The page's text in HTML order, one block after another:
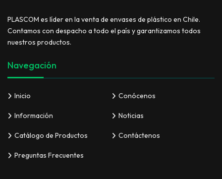
PLASCOM es líder en la venta de envases de plástico en Chile.
Contamos con despacho a todo el país y garantizamos todos
nuestros productos.
Navegación
Inicio Conócenos
Información Noticias
Catálogo de Productos Contáctenos
Preguntas Frecuentes